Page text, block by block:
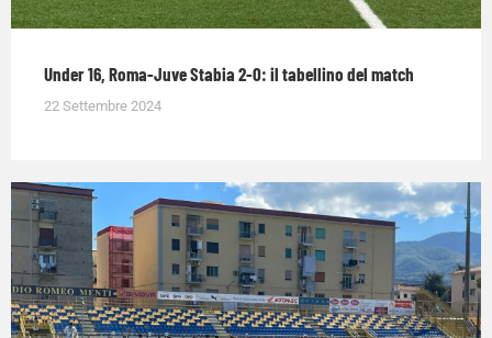
Under 16, Roma-Juve Stabia 2-0: il tabellino del match
22 Settembre 2024